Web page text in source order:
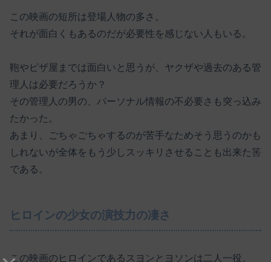
この映画の短所は登場人物の多さ。
それが面白くもあるのだが必要性を感じない人もいる。
鞄やピザ屋までは面白いと思うが、ヤクザや過去のある管
理人は必要だろうか？
その管理人の男の、パーソナル情報の不必要さも突っ込み
たかった。
あまり、ごちゃごちゃするのが苦手なためそう思うのかも
しれないが全体をもう少しスッキリさせることも出来た筈
である。
ヒロインの少女の演技力の凄さ
この映画のヒロインであるスヨンとヨソンは二人一役。